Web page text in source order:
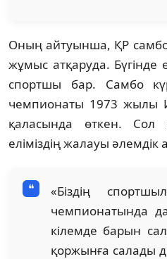
Оның айтуынша, ҚР
жұмыс атқаруда. Бүгінде
спортшы бар. Самбо
чемпионаты 1973 жылы
қаласында өткен.
еліміздің жалауы әлемдік
«Біздің
чемпионатында
кілемде барын
қоржынға салады